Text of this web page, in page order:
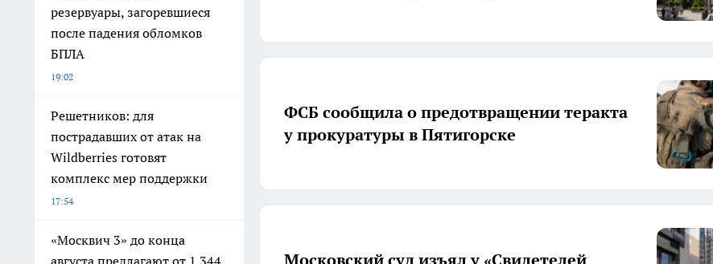
резервуары, загоревшиеся
после падения обломков
БПЛА
19:02
Решетников: для
пострадавших от атак на
Wildberries готовят
комплекс мер поддержки
17:54
«Москвич 3» до конца
августа предлагают от 1 344
ФСБ сообщила о предотвращении теракта
у прокуратуры в Пятигорске